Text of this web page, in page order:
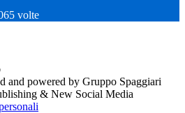
volte
and powered by Gruppo Spaggiari
& New Social Media